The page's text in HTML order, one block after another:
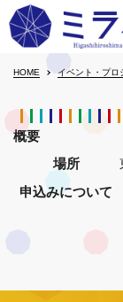
HOME イベント・プロ
概要
場所
申込みについて